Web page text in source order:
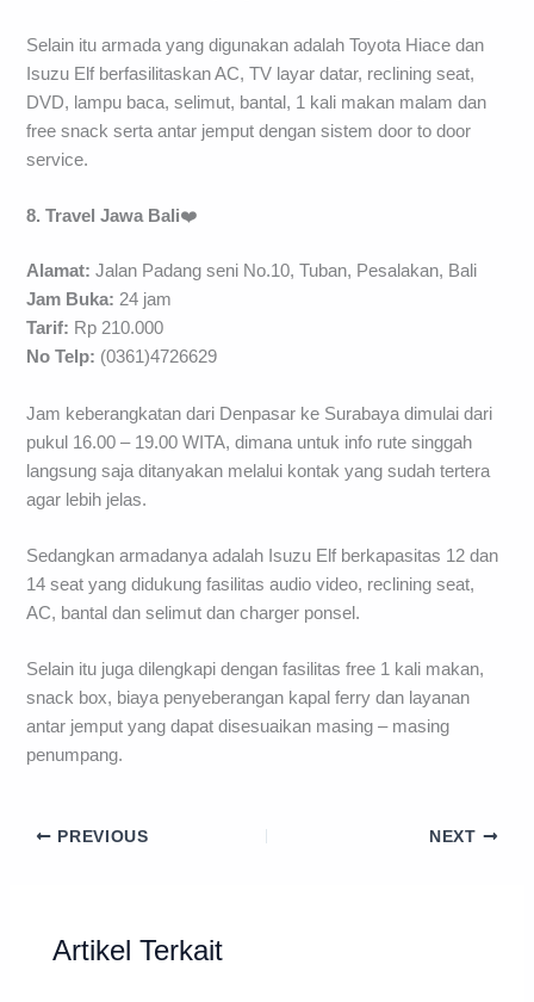
Selain itu armada yang digunakan adalah Toyota Hiace dan
Isuzu Elf berfasilitaskan AC, TV layar datar, reclining seat,
DVD, lampu baca, selimut, bantal, 1 kali makan malam dan
free snack serta antar jemput dengan sistem door to door
service.
8. Travel Jawa Bali❤️
Alamat: Jalan Padang seni No.10, Tuban, Pesalakan, Bali
Jam Buka: 24 jam
Tarif: Rp 210.000
No Telp: (0361)4726629
Jam keberangkatan dari Denpasar ke Surabaya dimulai dari
pukul 16.00 – 19.00 WITA, dimana untuk info rute singgah
langsung saja ditanyakan melalui kontak yang sudah tertera
agar lebih jelas.
Sedangkan armadanya adalah Isuzu Elf berkapasitas 12 dan
14 seat yang didukung fasilitas audio video, reclining seat,
AC, bantal dan selimut dan charger ponsel.
Selain itu juga dilengkapi dengan fasilitas free 1 kali makan,
snack box, biaya penyeberangan kapal ferry dan layanan
antar jemput yang dapat disesuaikan masing – masing
penumpang.
PREVIOUS NEXT
Artikel Terkait